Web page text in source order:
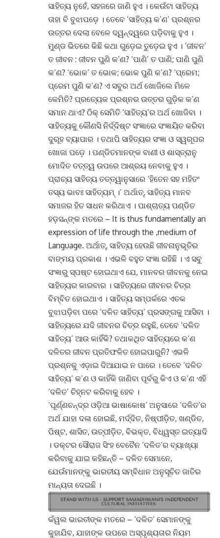
ସାହିତ୍ୟ ନୁହେଁ, ସହଜରେ ଜାଣି ହୁଏ । କେଉଁଟା ସାହିତ୍ୟ
ତାହା ବି ବୁଝାପଡ଼େ । ତେବେ ‘ସାହିତ୍ୟ କ’ଣ’ ପ୍ରଶ୍ନର
ଉତ୍ତର ଦେଲା ବେଳେ ଦ୍ୱନ୍ଦ୍ୱରେ ପଡ଼ିବାକୁ ହୁଏ ।
ମୁଣ୍ଡ ଭିତରେ କିଛି କଥା ଗୁଡ଼େଇ ତୁଡ଼େଇ ହୁଏ । ‘ଜୀବନ’
ତ ଜୀବନ : ଜୀବନ ପୁଣି କ’ଣ? ‘ପାଣି’ ତ ପାଣି; ପାଣି ପୁଣି
କ’ଣ? ‘ଭୋକ’ ତ ଭୋକ; ଭୋକ ପୁଣି କ’ଣ? ‘ପ୍ରେମ;
ପ୍ରେମ ପୁଣି କ’ଣ? ଏ ସବୁର ଅର୍ଥ ଖୋଜିଲେ ମିଳେ
କେମିତି? ପ୍ରତ୍ୟେକ ପ୍ରଶ୍ନର ଉତ୍ତର ଗୁଡ଼ିକ କ’ଣ
ସମାନ ଥାଏ? ଠିକ୍ ସେମିତି ‘ସାହିତ୍ୟ’ର ଅର୍ଥ ଖୋଜିବା ।
ସାହିତ୍ୟକୁ କୌଣସି ନିର୍ଦ୍ଦିଷ୍ଟ ସଂଜ୍ଞାରେ ସଂଜ୍ଞାୟିତ କରିବା
ଦୁରୂହ ବ୍ୟାପାର । ତଥାପି ସାହିତ୍ୟର ସଂଜ୍ଞା ଓ ସ୍ୱରୂପର
ଖୋଜା ପଡ଼େ । ପଣ୍ଡିତମାନଙ୍କ ବାଣୀ ଓ ଶାସ୍ତ୍ରାନୁ
ମୋଦିତ ତତ୍ତ୍ୱ ଉପରେ ଆଶ୍ରୟ ନେବାକୁ ହୁଏ ।
ପ୍ରାଚ୍ୟ ସାହିତ୍ୟ ତତ୍ତ୍ୱାନୁସାରେ ‘ହିତେନ ସହ ମହିତଂ
ତସ୍ୟ ଭାବଃ ସାହିତ୍ୟମ୍ ।’ ଅର୍ଥାତ୍‌, ସାହିତ୍ୟ ମାନବ
ସମାଜର ହିତ ସାଧନ କରିଥାଏ । ପାଶ୍ଚାତ୍ୟ ପଣ୍ଡିତ
ହଡ଼ସନ୍‌ଙ୍କ ମତରେ – It is thus fundamentally an
expression of life through the ,medium of
Language. ଅର୍ଥାତ୍‌, ସାହିତ୍ୟ ହେଉଛି ଜୀବନାନୁଭୂତିର
ବାଙ୍‌ମୟ ପ୍ରକାଶ । ଏଭଳି ବହୁତ ସଂଜ୍ଞା ରହିଛି । ଏ ସବୁ
ସଂଜ୍ଞାରୁ ସ୍ପଷ୍ଟ ହୋଇଥାଏ ଯେ, ମାନବର ଜୀବନକୁ ନେଇ
ସାହିତ୍ୟର କାରବାର । ସାହିତ୍ୟରେ ଜୀବନର ଚିତ୍ର
ବିମ୍ବିତ ହୋଇଥାଏ । ସାହିତ୍ୟ ସମ୍ପର୍କରେ ଏତକ
ବୁଝାପଡ଼ିବା ପରେ ‘ଦଳିତ ସାହିତ୍ୟ’ ପ୍ରସଙ୍ଗକୁ ଆସିବା ।
ସାହିତ୍ୟରେ ଯଦି ଜୀବନର ଚିତ୍ର ରହୁଛି, ତେବେ ‘ଦଳିତ
ସାହିତ୍ୟ’ ଆଉ କାହିଁକି? ତଥାକଥିତ ସାହିତ୍ୟରେ କ’ଣ
ଦଳିତର ଜୀବନ ପ୍ରତିଫଳିତ ହୋଇପାରୁନି? ଏଭଳି
ପ୍ରଶ୍ନକୁ ଏଡ଼ାଇ ଦିଆଯାଇ ନ ପାରେ । ତେବେ ‘ଦଳିତ
ସାହିତ୍ୟ’ କ’ଣ ଓ କାହିଁକି ଜାଣିବା ପୂର୍ବରୁ କିଏ ଓ କ’ଣ ଏହି
‘ଦଳିତ’ ଚିହ୍ନଟ କରିବାକୁ ହେବ ।
‘ପୂର୍ଣ୍ଣଚନ୍ଦ୍ର ଓଡ଼ିଆ ଭାଷାକୋଷ’ ଅନୁସାରେ ‘ଦଳିତ’ର
ଅର୍ଥ ଯାହା ଦଳା ହୋଇଛି, ମର୍ଦ୍ଦିତ, ନିଷ୍ପୀଡ଼ିତ, ଖଣ୍ଡିତ,
ପିଷ୍ଟ, ଶାସିତ, ଉତ୍‌ପୀଡ଼ିତ, ବିଭକ୍ତ, ବିଧ୍ୱସ୍ତ ଇତ୍ୟାଦି
। ଡକ୍ଟର ସୌରାଜ ସିଂହ ବେଚୈନ ‘ଦଳିତ’ର ବ୍ୟାଖ୍ୟା
କରିବାକୁ ଯାଇ କହିଛନ୍ତି – ଦଳିତ ସେମାନେ,
ଯେଉଁମାନଙ୍କୁ ଭାରତୀୟ ସମ୍ବିଧାନ ଅନୁସୂଚିତ ଜାତିର
ମାନ୍ୟତା ଦେଇଛି ।
କଁୱଲ ଭାରତୀଙ୍କ ମତରେ – ‘ଦଳିତ’ ସେମାନଙ୍କୁ
କୁହାଯିବ, ଯାହାଙ୍କ ଉପରେ ଅସ୍ପୃଶ୍ୟତାର ନିୟମ